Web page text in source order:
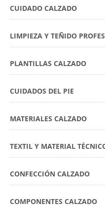
CUIDADO CALZADO
LIMPIEZA Y TEÑIDO
PLANTILLAS CALZADO
CUIDADOS DEL PIE
MATERIALES CALZADO
TEXTIL Y MATERIAL
CONFECCIÓN CALZADO
COMPONENTES CALZADO